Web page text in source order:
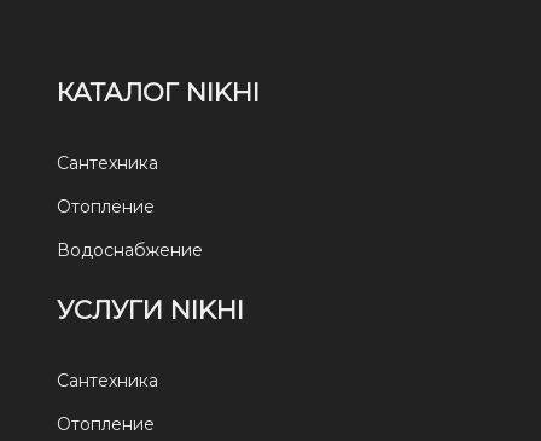
КАТАЛОГ NIKHI
Сантехника
Отопление
Водоснабжение
УСЛУГИ NIKHI
Сантехника
Отопление